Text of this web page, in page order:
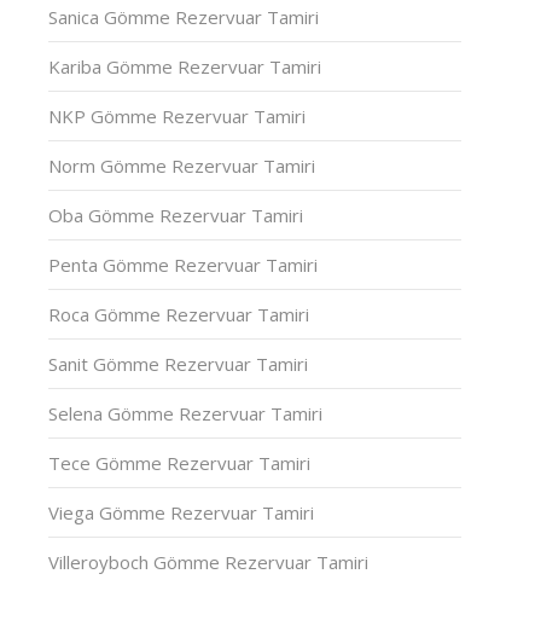
Sanica Gömme Rezervuar Tamiri
Kariba Gömme Rezervuar Tamiri
NKP Gömme Rezervuar Tamiri
Norm Gömme Rezervuar Tamiri
Oba Gömme Rezervuar Tamiri
Penta Gömme Rezervuar Tamiri
Roca Gömme Rezervuar Tamiri
Sanit Gömme Rezervuar Tamiri
Selena Gömme Rezervuar Tamiri
Tece Gömme Rezervuar Tamiri
Viega Gömme Rezervuar Tamiri
Villeroyboch Gömme Rezervuar Tamiri